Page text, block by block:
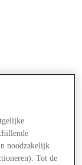
noodzakelijk
Tot de